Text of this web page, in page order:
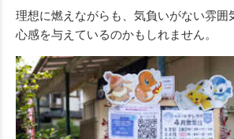
理想に燃えながらも、気負いがない雰囲
心感を与えているのかもしれません。